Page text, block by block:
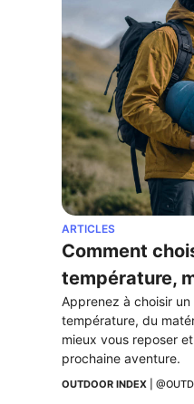
ARTICLES
Comment
température,
Apprenez à choisir
température, du
mieux vous reposer
prochaine aventure.
OUTDOOR INDEX